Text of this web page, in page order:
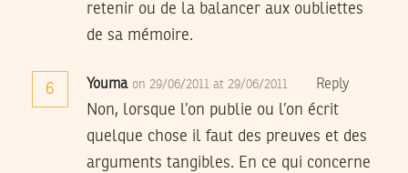
retenir ou de la balancer aux oubliettes
de sa mémoire.
6 Youma on 29/06/2011 at 29/06/2011 Reply
Non, lorsque l’on publie ou l’on écrit
quelque chose il faut des preuves et des
arguments tangibles. En ce qui concerne